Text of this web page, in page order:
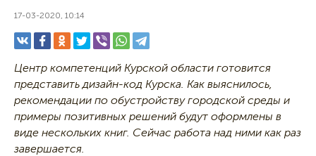
17-03-2020, 10:14
Центр компетенций Курской области готовится
представить дизайн-код Курска. Как выяснилось,
рекомендации по обустройству городской среды и
примеры позитивных решений будут оформлены в
виде нескольких книг. Сейчас работа над ними как раз
завершается.